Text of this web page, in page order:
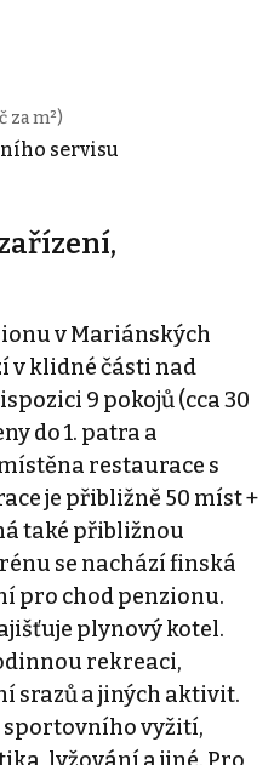
za m²)
servisu
v Mariánských
v klidné části nad
9 pokojů (cca 30
do 1. patra a
restaurace s
je přibližně 50 míst +
také přibližnou
se nachází finská
pro chod penzionu.
plynový kotel.
rekreaci,
srazů a jiných aktivit.
sportovního vyžití,